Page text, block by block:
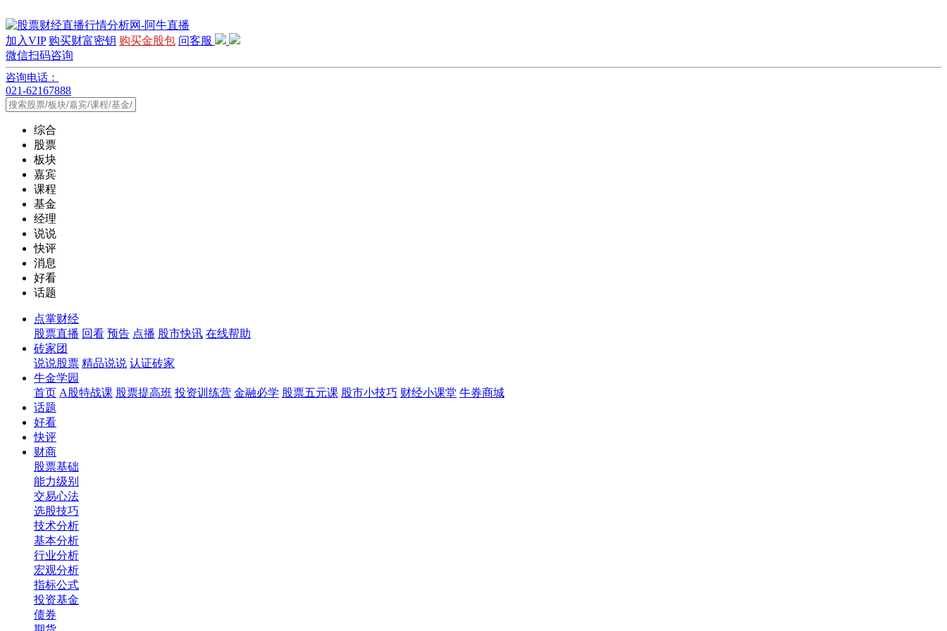
加入VIP 购买财富密钥 购买金股包 问客服
微信扫码咨询
咨询电话：
021-62167888
综合
股票
板块
嘉宾
课程
基金
经理
说说
快评
消息
好看
话题
点掌财经
股票直播 回看 预告 点播 股市快讯 在线帮助
砖家团
说说股票 精品说说 认证砖家
牛金学园
首页 A股特战课 股票提高班 投资训练营 金融必学 股票五元课 股市小技巧 财经小课堂 牛券商城
话题
好看
快评
财商
股票基础
能力级别
交易心法
选股技巧
技术分析
基本分析
行业分析
宏观分析
指标公式
投资基金
债券